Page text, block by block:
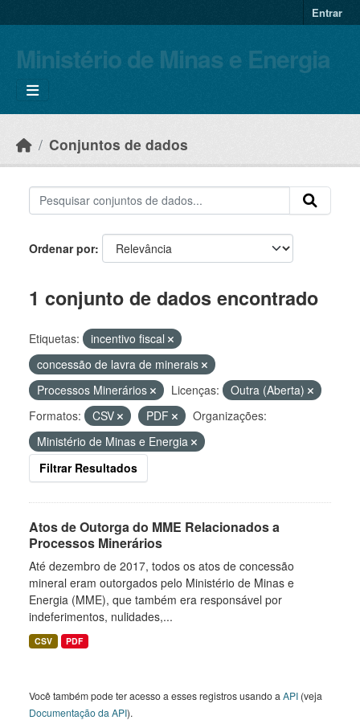
Entrar
Ministério de Minas e Energia
Conjuntos de dados
Ordenar por
1 conjunto de dados encontrado
Etiquetas:
incentivo fiscal
concessão de lavra de minerais
Processos Minerários
Licenças:
Outra (Aberta)
Formatos:
CSV PDF
Organizações:
Ministério de Minas e Energia
Filtrar Resultados
Atos de Outorga do MME Relacionados a
Processos Minerários
Até dezembro de 2017, todos os atos de concessão
mineral eram outorgados pelo Ministério de Minas e
Energia (MME), que também era responsável por
indeferimentos, nulidades,...
CSV PDF
Você também pode ter acesso a esses registros usando a API (veja
Documentação da API).